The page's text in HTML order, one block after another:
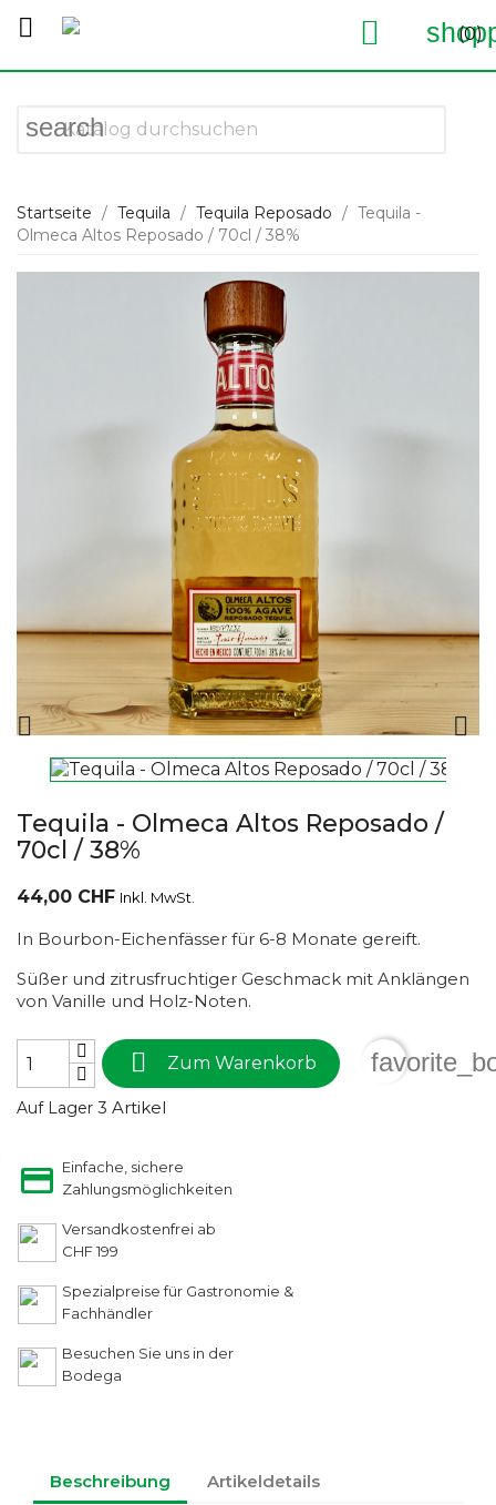
 (0)

search
Startseite Tequila Tequila Reposado
Tequila -
Olmeca Altos Reposado / 70cl / 38%
 
Tequila - Olmeca Altos Reposado /
70cl / 38%
44,00 CHF Inkl. MwSt.
In Bourbon-Eichenfässer für 6-8 Monate gereift.
Süßer und zitrusfruchtiger Geschmack mit Anklängen
von Vanille und Holz-Noten.
 Zum Warenkorb
Auf Lager 3 Artikel
Einfache, sichere
Zahlungsmöglichkeiten
Versandkostenfrei ab
CHF 199
Spezialpreise für Gastronomie &
Fachhändler
Besuchen Sie uns in der
Bodega
Beschreibung Artikeldetails